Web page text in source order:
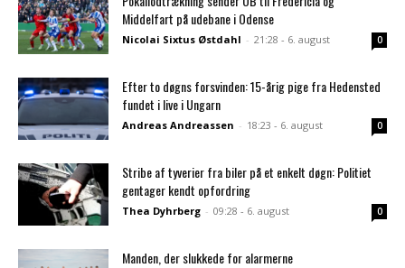
Middelfart på udebane i Odense
Nicolai Sixtus Østdahl - 21:28 - 6. august 0
Efter to døgns forsvinden: 15-årig pige fra Hedensted
fundet i live i Ungarn
Andreas Andreassen - 18:23 - 6. august 0
Stribe af tyverier fra biler på et enkelt døgn: Politiet
gentager kendt opfordring
Thea Dyhrberg - 09:28 - 6. august 0
Manden, der slukkede for alarmerne